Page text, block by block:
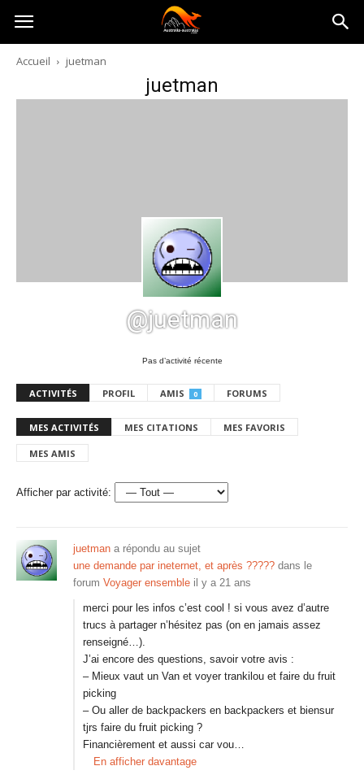
Australia-
australie.com
Accueil juetman
juetman
@juetman
Pas d’activité récente
ACTIVITÉS PROFIL AMIS 0 FORUMS
MES ACTIVITÉS MES CITATIONS MES FAVORIS
MES AMIS
Afficher par activité:
juetman a répondu au sujet
une demande par ineternet, et après ????? dans le
forum Voyager ensemble il y a 21 ans
merci pour les infos c’est cool ! si vous avez d’autre
trucs à partager n’hésitez pas (on en jamais assez
renseigné…).
J’ai encore des questions, savoir votre avis :
– Mieux vaut un Van et voyer trankilou et faire du fruit
picking
– Ou aller de backpackers en backpackers et biensur
tjrs faire du fruit picking ?
Financièrement et aussi car vou…
En afficher davantage